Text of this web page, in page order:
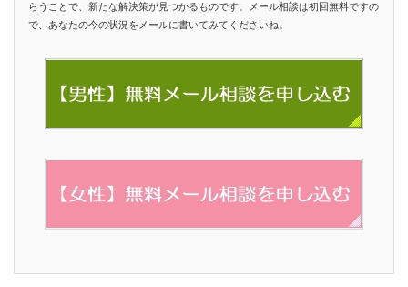
らうことで、新たな解決策が見つかるものです。メール相談は初回無料ですの
で、あなたの今の状況をメールに書いてみてくださいね。